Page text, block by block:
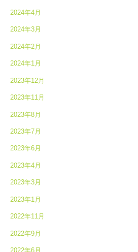
2024年4月
2024年3月
2024年2月
2024年1月
2023年12月
2023年11月
2023年8月
2023年7月
2023年6月
2023年4月
2023年3月
2023年1月
2022年11月
2022年9月
2022年6月